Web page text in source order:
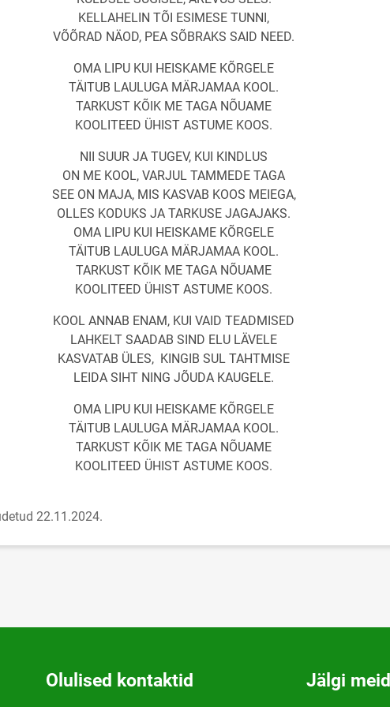
KELLAHELIN TÕI ESIMESE TUNNI,
VÕÕRAD NÄOD, PEA SÕBRAKS SAID NEED.
OMA LIPU KUI HEISKAME KÕRGELE
TÄITUB LAULUGA MÄRJAMAA KOOL.
TARKUST KÕIK ME TAGA NÕUAME
KOOLITEED ÜHIST ASTUME KOOS.
NII SUUR JA TUGEV, KUI KINDLUS
ON ME KOOL, VARJUL TAMMEDE TAGA
SEE ON MAJA, MIS KASVAB KOOS MEIEGA,
OLLES KODUKS JA TARKUSE JAGAJAKS.
OMA LIPU KUI HEISKAME KÕRGELE
TÄITUB LAULUGA MÄRJAMAA KOOL.
TARKUST KÕIK ME TAGA NÕUAME
KOOLITEED ÜHIST ASTUME KOOS.
KOOL ANNAB ENAM, KUI VAID TEADMISED
LAHKELT SAADAB SIND ELU LÄVELE
KASVATAB ÜLES, KINGIB SUL TAHTMISE
LEIDA SIHT NING JÕUDA KAUGELE.
OMA LIPU KUI HEISKAME KÕRGELE
TÄITUB LAULUGA MÄRJAMAA KOOL.
TARKUST KÕIK ME TAGA NÕUAME
KOOLITEED ÜHIST ASTUME KOOS.
22.11.2024.
Olulised kontaktid Jälgi meid